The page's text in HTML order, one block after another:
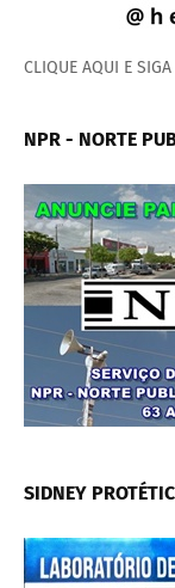
CLIQUE AQUI E
NPR - NORTE
SIDNEY